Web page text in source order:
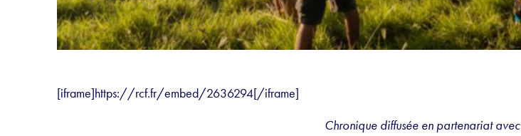
[iframe]https://rcf.fr/embed/2636294[/iframe]
Chronique diffusée en partenariat avec